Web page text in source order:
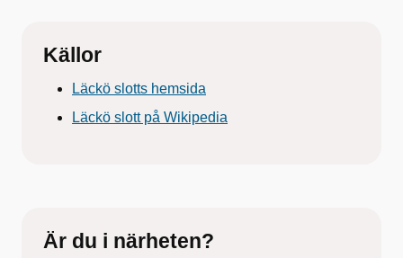
Källor
Läckö slotts hemsida
Läckö slott på Wikipedia
Är du i närheten?